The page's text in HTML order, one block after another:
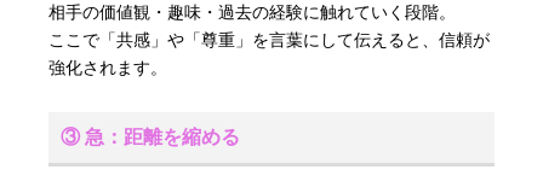
相手の価値観・趣味・過去の経験に触れていく段階。
ここで「共感」や「尊重」を言葉にして伝えると、信頼が
強化されます。
③ 急：距離を縮める